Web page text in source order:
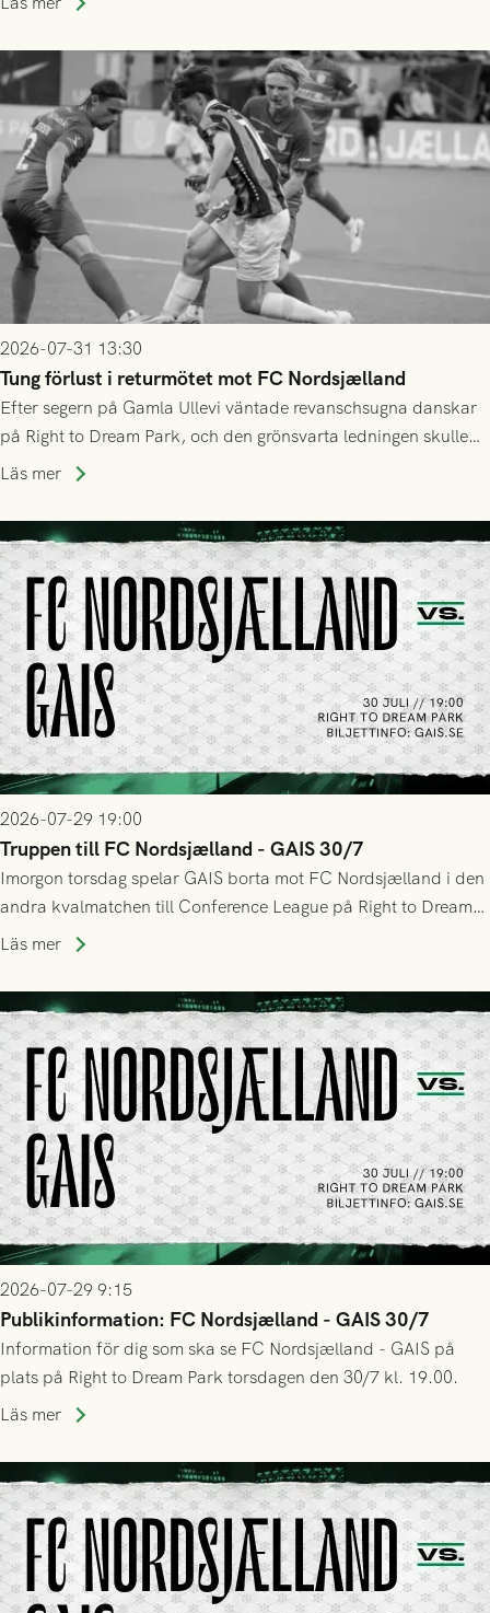
2026-07-31 13:30
Tung förlust i returmötet mot FC Nordsjælland
Efter segern på Gamla Ullevi väntade revanschsugna danskar
på Right to Dream Park, och den grönsvarta ledningen skulle
upphöra efter mindre än kvarten spelad. På lika mark visade
tennissiffror och det grönsvarta europaäventyret tog slut.
Läs mer
2026-07-29 19:00
Truppen till FC Nordsjælland - GAIS 30/7
Imorgon torsdag spelar GAIS borta mot FC Nordsjælland i den
andra kvalmatchen till Conference League på Right to Dream
Park! Fredrik Holmberg och ledarstaben har tagit ut följande
Läs mer
2026-07-29 9:15
Publikinformation: FC Nordsjælland - GAIS 30/7
Information för dig som ska se FC Nordsjælland - GAIS på
plats på Right to Dream Park torsdagen den 30/7 kl. 19.00.
Läs mer